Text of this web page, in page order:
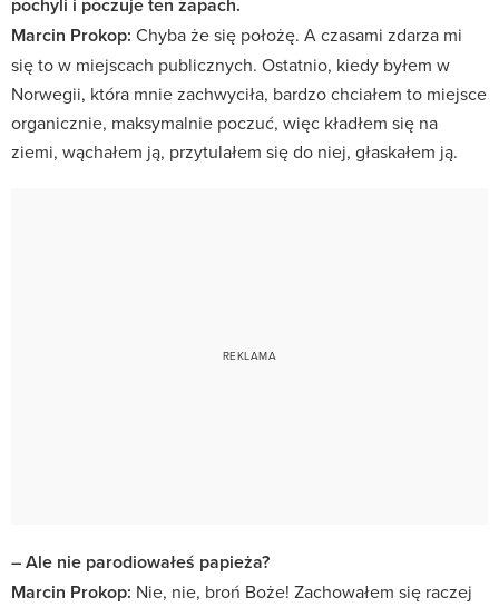
Marcin Prokop: Chyba że się położę. A czasami zdarza mi
się to w miejscach publicznych. Ostatnio, kiedy byłem w
Norwegii, która mnie zachwyciła, bardzo chciałem to miejsce
organicznie, maksymalnie poczuć, więc kładłem się na
ziemi, wąchałem ją, przytulałem się do niej, głaskałem ją.
– Ale nie parodiowałeś papieża?
Marcin Prokop: Nie, nie, broń Boże! Zachowałem się raczej